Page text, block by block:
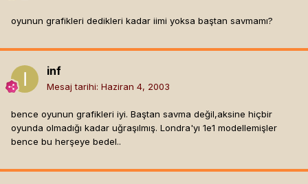
oyunun grafikleri dedikleri kadar iimi yoksa baştan savmamı?
inf
Mesaj tarihi: Haziran 4, 2003
bence oyunun grafikleri iyi. Baştan savma değil,aksine hiçbir
oyunda olmadığı kadar uğraşılmış. Londra'yı 1e1 modellemişler
bence bu herşeye bedel..